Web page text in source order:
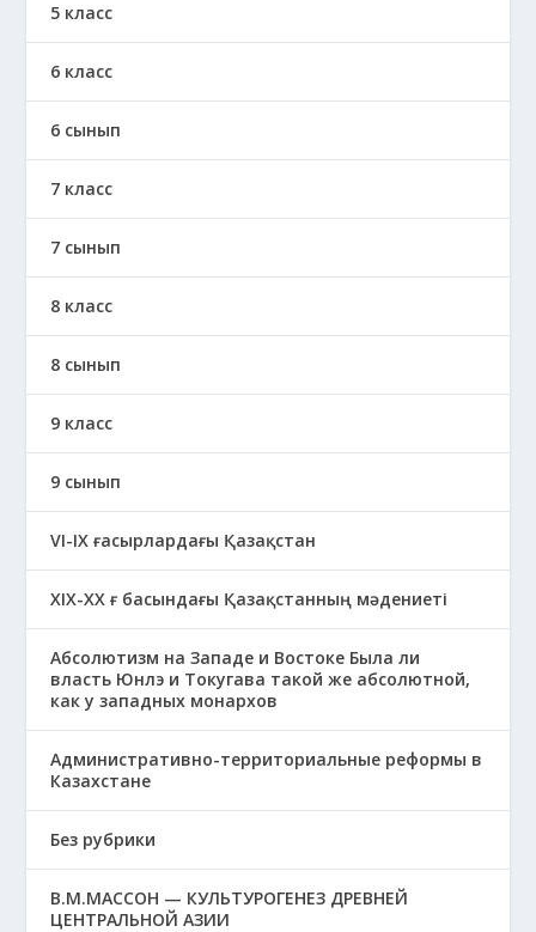
5 класс
6 класс
6 сынып
7 класс
7 сынып
8 класс
8 сынып
9 класс
9 сынып
VI-IX ғасырлардағы Қазақстан
XIХ-XX ғ басындағы Қазақстанның мәдениеті
Абсолютизм на Западе и Востоке Была ли
власть Юнлэ и Токугава такой же абсолютной,
как у западных монархов
Административно-территориальные реформы в
Казахстане
Без рубрики
В.М.МАССОН — КУЛЬТУРОГЕНЕЗ ДРЕВНЕЙ
ЦЕНТРАЛЬНОЙ АЗИИ